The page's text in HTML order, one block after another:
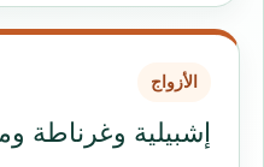
الأزواج
إشبيلية وغرناطة